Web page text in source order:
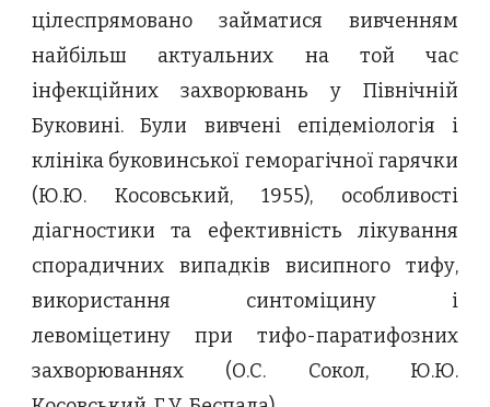
цілеспрямовано займатися вивченням
найбільш актуальних на той час
інфекційних захворювань у Північній
Буковині. Були вивчені епідеміологія і
клініка буковинської геморагічної гарячки
(Ю.Ю. Косовський, 1955), особливості
діагностики та ефективність лікування
спорадичних випадків висипного тифу,
використання синтоміцину і
левоміцетину при тифо-паратифозних
захворюваннях (О.С. Сокол, Ю.Ю.